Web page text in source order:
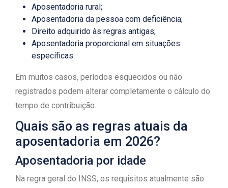
Aposentadoria rural;
Aposentadoria da pessoa com deficiência;
Direito adquirido às regras antigas;
Aposentadoria proporcional em situações
específicas.
Em muitos casos, períodos esquecidos ou não
registrados podem alterar completamente o cálculo do
tempo de contribuição.
Quais são as regras atuais da
aposentadoria em 2026?
Aposentadoria por idade
Na regra geral do INSS, os requisitos atualmente são: